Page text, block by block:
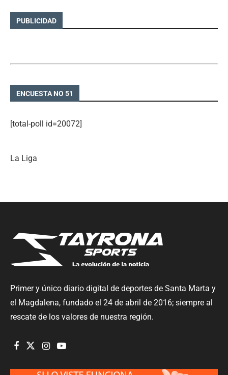
PUBLICIDAD
ENCUESTA NO 51
[total-poll id=20072]
La Liga
Primer y único diario digital de deportes de Santa Marta y
el Magdalena, fundado el 24 de abril de 2016; siempre al
rescate de los valores de nuestra región.